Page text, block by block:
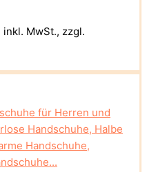
inkl. MwSt., zzgl.